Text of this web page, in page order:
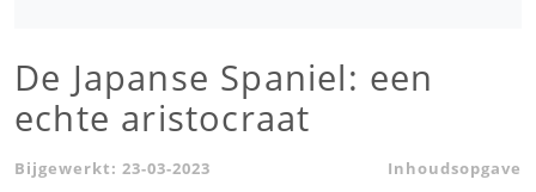
De Japanse Spaniel: een
echte aristocraat
Bijgewerkt: 23-03-2023 Inhoudsopgave